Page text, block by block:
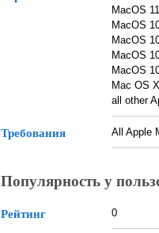
MacOS 11
MacOS
MacOS
MacOS
MacOS
Mac OS X
all other
Требования All Apple
Популярность у
Рейтинг 0